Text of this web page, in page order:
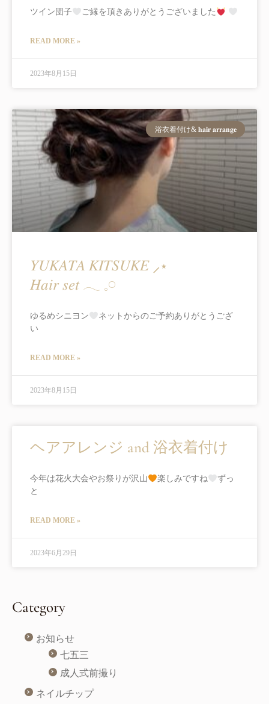
ツイン団子 ご縁を頂きありがとうございました
READ MORE »
2023年8月15日
浴衣着付け& 𝐡𝐚𝐢𝐫 𝐚𝐫𝐫𝐚𝐧𝐠𝐞
𝑌𝑈𝐾𝐴𝑇𝐴 𝐾𝐼𝑇𝑆𝑈𝐾𝐸 ⸝⋆
𝐻𝑎𝑖𝑟 𝑠𝑒𝑡 𓂃 𓈒𓏸
ゆるめシニヨン
ネットからのご予約ありがとうござ
い
READ MORE »
2023年8月15日
ヘアアレンジ and 浴衣着付け
今年は花火大会やお祭りが沢山 楽しみですね
ずっ
と
READ MORE »
2023年6月29日
Category
お知らせ
七五三
成人式前撮り
ネイルチップ